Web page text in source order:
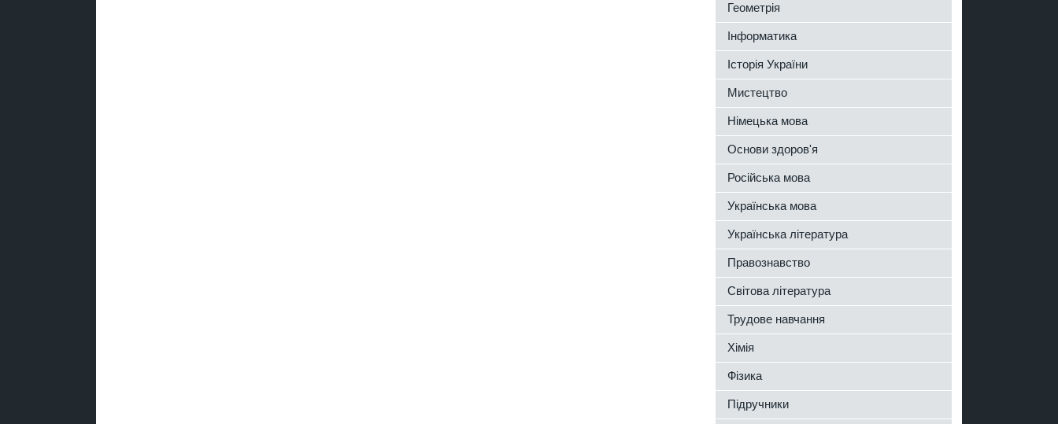
Геометрія
Інформатика
Історія України
Мистецтво
Німецька мова
Основи здоров'я
Російська мова
Українська мова
Українська література
Правознавство
Світова література
Трудове навчання
Хімія
Фізика
Підручники